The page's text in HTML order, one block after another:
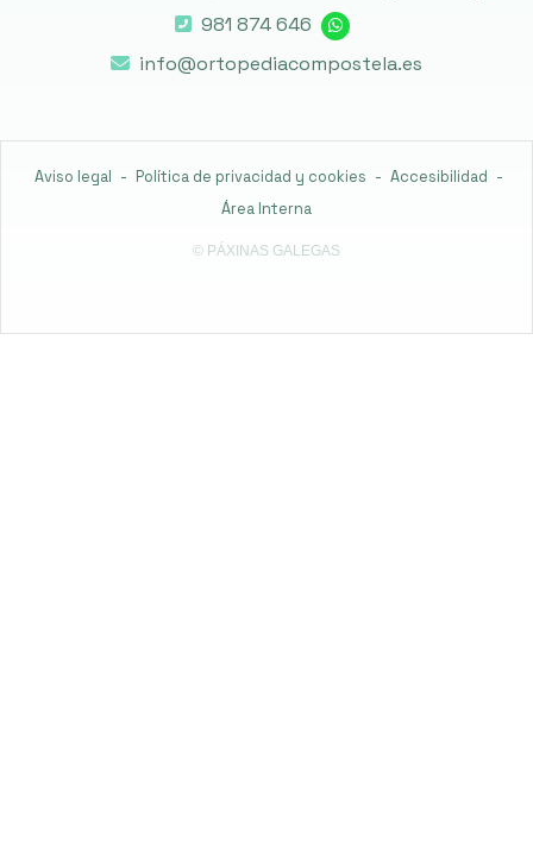
981 874 646
info@ortopediacompostela.es
Aviso legal - Política de privacidad y cookies - Accesibilidad -
Área Interna
© PÁXINAS GALEGAS